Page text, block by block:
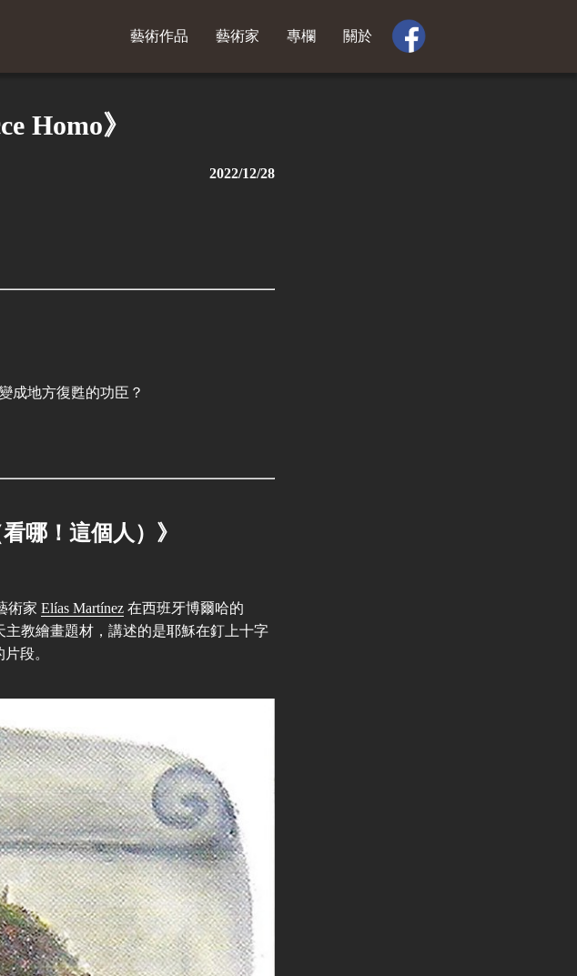
藝術作品 藝術家 專欄 關於
Homo》
2022/12/28
成地方復甦的功臣？
哪！這個人）》
術家 Elías Martínez 在西班牙博爾哈的
主教繪畫題材，講述的是耶穌在釘上十字
段。